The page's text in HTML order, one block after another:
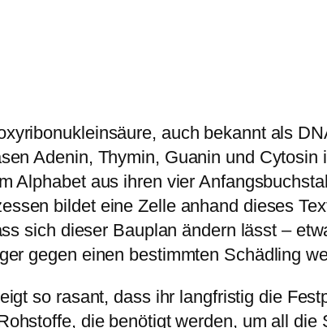
auch bekannt als
Adenin, Thymin, Guanin und Cytosin
Alphabet aus ihren vier
bildet eine Zelle anhand dieses
sich dieser Bauplan ändern lässt –
gegen einen bestimmten Schädling
so rasant, dass ihr langfristig die
die benötigt werden, um all die